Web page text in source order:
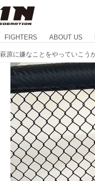
FIGHTERS ABOUT US